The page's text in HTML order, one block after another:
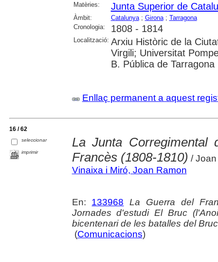
Matèries:
Junta Superior de
Àmbit: Catalunya; Girona; Tarragona
Cronologia:
1808 - 1814
Localització: Arxiu Històric de la
Virgili; Universitat
B. Pública de Tarragona
Enllaç permanent a aquest
16 / 62
seleccionar
imprimir
La Junta
Francès (1808-1810) /
Vinaixa i Miró, Joan Ramon
En: 133968
La Guerra del
Jornades d'estudi El Bruc
bicentenari de les batalles del Bruc
(Comunicacions)